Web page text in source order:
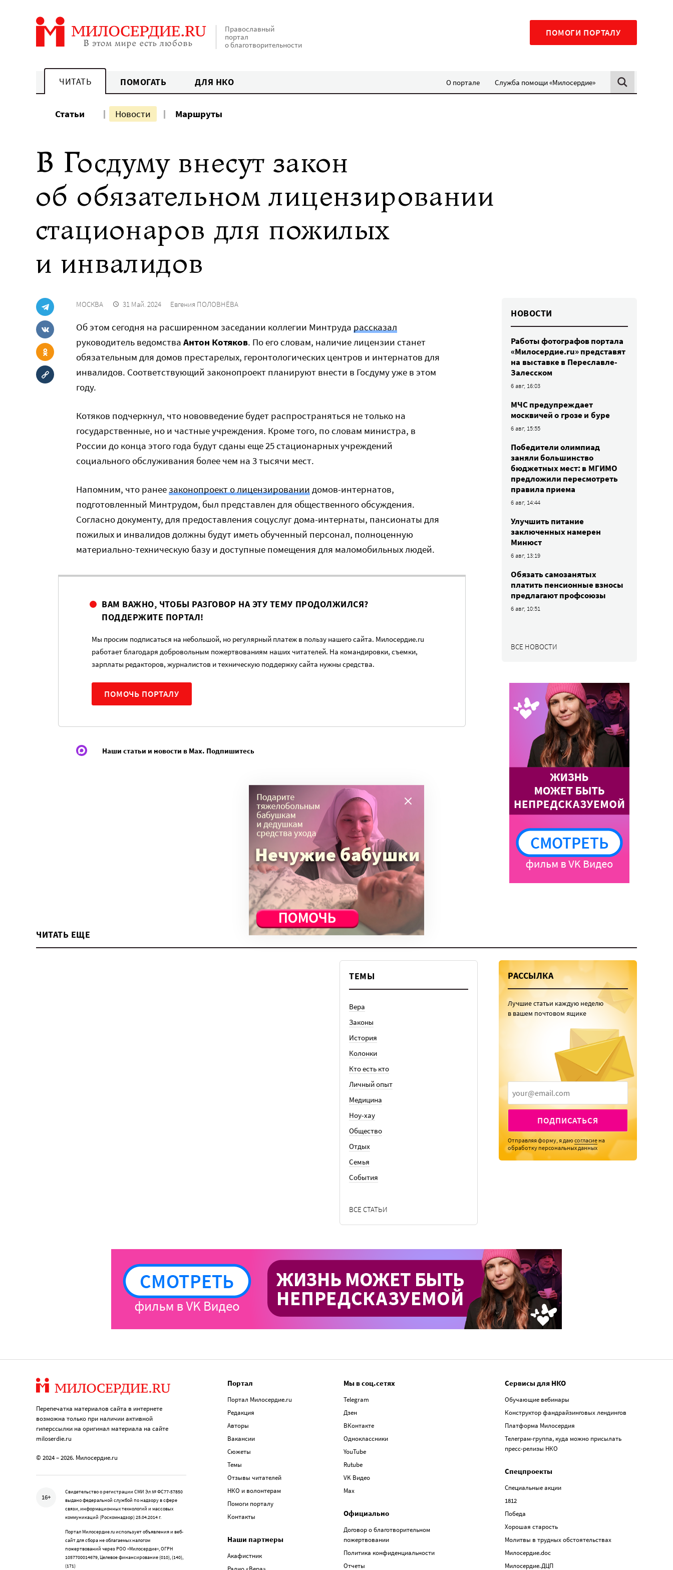
Православный
портал
о благотворительности
ПОМОГИ ПОРТАЛУ
ЧИТАТЬ ПОМОГАТЬ ДЛЯ НКО О портале Служба помощи «Милосердие»
Статьи Новости Маршруты
В Госдуму внесут закон
об обязательном лицензировании
стационаров для пожилых
и инвалидов
МОСКВА 31 Май. 2024 Евгения ПОЛОВНЁВА
Об этом сегодня на расширенном заседании коллегии Минтруда рассказал
руководитель ведомства Антон Котяков. По его словам, наличие лицензии станет
обязательным для домов престарелых, геронтологических центров и интернатов для
инвалидов. Соответствующий законопроект планируют внести в Госдуму уже в этом
году.
Котяков подчеркнул, что нововведение будет распространяться не только на
государственные, но и частные учреждения. Кроме того, по словам министра, в
России до конца этого года будут сданы еще 25 стационарных учреждений
социального обслуживания более чем на 3 тысячи мест.
Напомним, что ранеезаконопроект о лицензированиидомов-интернатов,
подготовленный Минтрудом, был представлен для общественного обсуждения.
Согласно документу, для предоставления соцуслуг дома-интернаты, пансионаты для
пожилых и инвалидов должны будут иметь обученный персонал, полноценную
материально-техническую базу и доступные помещения для маломобильных людей.
ВАМ ВАЖНО, ЧТОБЫ РАЗГОВОР НА ЭТУ ТЕМУ ПРОДОЛЖИЛСЯ?
ПОДДЕРЖИТЕ ПОРТАЛ!
Мы просим подписаться на небольшой, но регулярный платеж в пользу нашего сайта. Милосердие.ru
работает благодаря добровольным пожертвованиям наших читателей. На командировки, съемки,
зарплаты редакторов, журналистов и техническую поддержку сайта нужны средства.
ПОМОЧЬ ПОРТАЛУ
Наши статьи и новости в Max. Подпишитесь
НОВОСТИ
Работы фотографов портала
«Милосердие.ru» представят
на выставке в Переславле-
Залесском
6 авг, 16:03
МЧС предупреждает
москвичей о грозе и буре
6 авг, 15:55
Победители олимпиад
заняли большинство
бюджетных мест: в МГИМО
предложили пересмотреть
правила приема
6 авг, 14:44
Улучшить питание
заключенных намерен
Минюст
6 авг, 13:19
Обязать самозанятых
платить пенсионные взносы
предлагают профсоюзы
6 авг, 10:51
ВСЕ НОВОСТИ
ЧИТАТЬ ЕЩЕ
ТЕМЫ
Вера
Законы
История
Колонки
Кто есть кто
Личный опыт
Медицина
Ноу-хау
Общество
Отдых
Семья
События
ВСЕ СТАТЬИ
РАССЫЛКА
Лучшие статьи каждую неделю
в вашем почтовом ящике
ПОДПИСАТЬСЯ
Отправляя форму, я даюсогласие на
обработку персональных данных
Перепечатка материалов сайта в интернете
возможна только при наличии активной
гиперссылки на оригинал материала на сайте
miloserdie.ru
© 2024 – 2026. Милосердие.ru
16+
Свидетельство о регистрации СМИ Эл № ФС77-57850
выдано федеральной службой по надзору в сфере
связи, информационных технологий и массовых
коммуникаций (Роскомнадзор) 25.04.2014 г.
Портал Милосердие.ru использует объявления и веб-
сайт для сбора не облагаемых налогом
пожертвований через РОО «Милосердие», ОГРН
1057700014679, Целевое финансирование (010), (140),
(171)
Портал
Портал Милосердие.ru
Редакция
Авторы
Вакансии
Сюжеты
Темы
Отзывы читателей
НКО и волонтерам
Помоги порталу
Контакты
Наши партнеры
Акафистник
Мы в соц.сетях
Telegram
Дзен
ВКонтакте
Одноклассники
YouTube
Rutube
VK Видео
Max
Официально
Договор о благотворительном
пожертвовании
Политика конфиденциальности
Отчеты
Сервисы для НКО
Обучающие вебинары
Конструктор фандрайзинговых лендингов
Платформа Милосердия
Телеграм-группа, куда можно присылать
пресс-релизы НКО
Спецпроекты
Специальные акции
1812
Победа
Хорошая старость
Молитвы в трудных обстоятельствах
Милосердие.doc
Милосердие.ДЦП